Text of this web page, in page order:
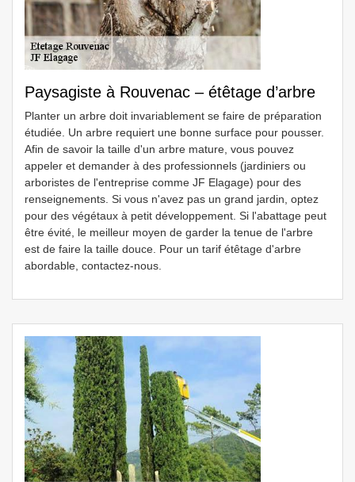
Paysagiste à Rouvenac – étêtage d’arbre
Planter un arbre doit invariablement se faire de préparation
étudiée. Un arbre requiert une bonne surface pour pousser.
Afin de savoir la taille d'un arbre mature, vous pouvez
appeler et demander à des professionnels (jardiniers ou
arboristes de l'entreprise comme JF Elagage) pour des
renseignements. Si vous n'avez pas un grand jardin, optez
pour des végétaux à petit développement. Si l'abattage peut
être évité, le meilleur moyen de garder la tenue de l'arbre
est de faire la taille douce. Pour un tarif étêtage d'arbre
abordable, contactez-nous.